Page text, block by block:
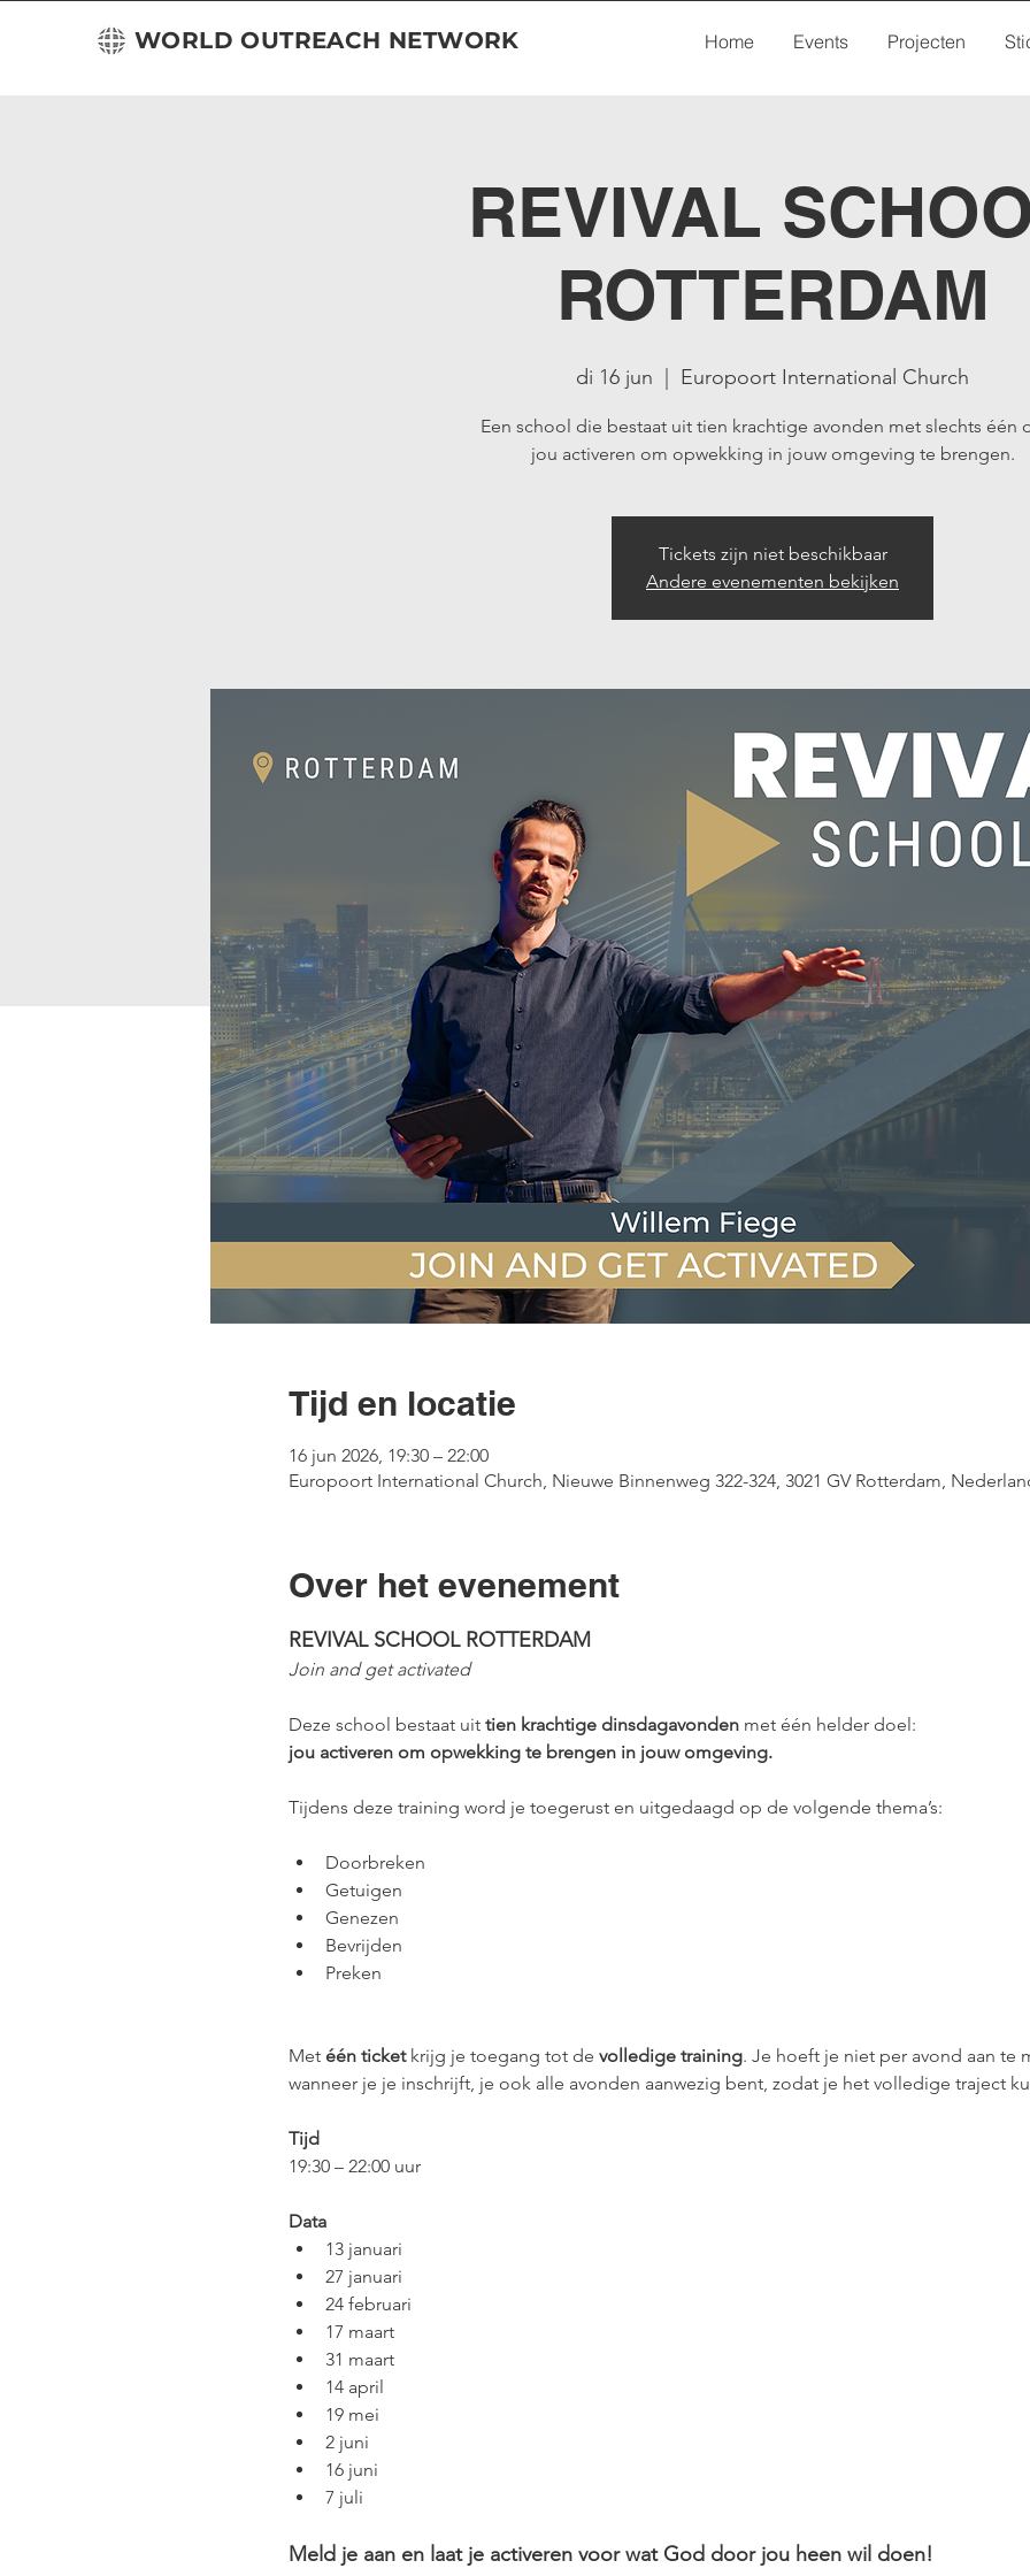
WORLD OUTREACH NETWORK Home Events Projecten
REVIVAL
ROTTERDAM
di 16 jun Europoort International Church
Een school die bestaat uit tien krachtige avonden met slechts één
jou activeren om opwekking in jouw omgeving te brengen.
Tickets zijn niet beschikbaar
Andere evenementen bekijken
Tijd en locatie
16 jun 2026, 19:30 – 22:00
Europoort International Church, Nieuwe Binnenweg 322-324, 3021 GV Rotterdam,
Over het evenement
REVIVAL SCHOOL ROTTERDAM
Join and get activated
Deze school bestaat uit tien krachtige dinsdagavonden met één helder doel:
jou activeren om opwekking te brengen in jouw omgeving.
Tijdens deze training word je toegerust en uitgedaagd op de volgende thema’s:
Doorbreken
Getuigen
Genezen
Bevrijden
Preken
Met één ticket krijg je toegang tot de volledige training. Je hoeft je niet per avond aan te
wanneer je je inschrijft, je ook alle avonden aanwezig bent, zodat je het volledige traject
Tijd
19:30 – 22:00 uur
Data
13 januari
27 januari
24 februari
17 maart
31 maart
14 april
19 mei
2 juni
16 juni
7 juli
Meld je aan en laat je activeren voor wat God door jou heen wil doen!